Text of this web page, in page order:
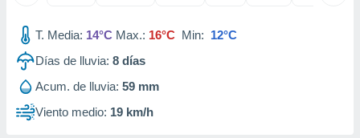
un
o acceder
datos
T. Media: 14°C Max.: 16°C Min: 12°C
Días de lluvia: 8 días
Acum. de lluvia: 59 mm
Viento medio: 19 km/h